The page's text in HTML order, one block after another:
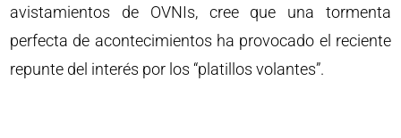
avistamientos de OVNIs, cree que una tormenta
perfecta de acontecimientos ha provocado el reciente
repunte del interés por los “platillos volantes”.